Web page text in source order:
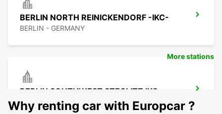
BERLIN NORTH REINICKENDORF -IKC-
BERLIN - GERMANY
BERLIN SOUTHWEST STEGLITZ IKC
BERLIN - GERMANY
More stations
Why renting car with Europcar ?